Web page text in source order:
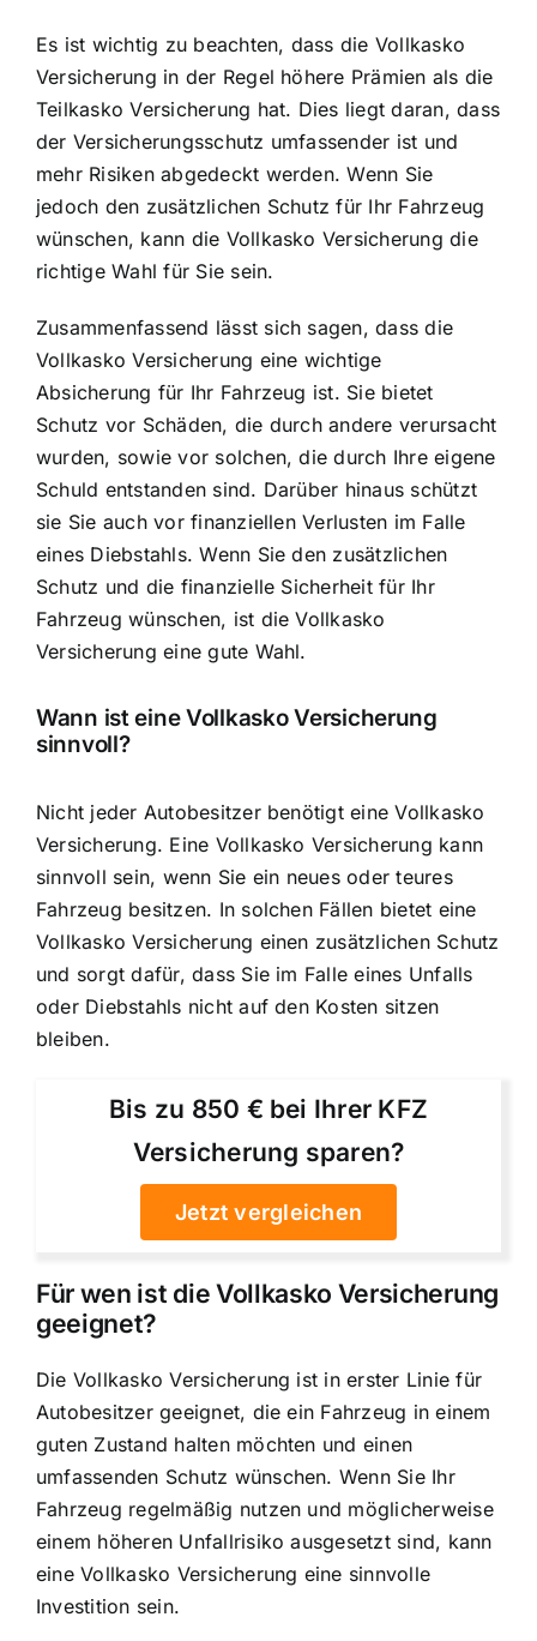
Es ist wichtig zu beachten, dass die Vollkasko
Versicherung in der Regel höhere Prämien als die
Teilkasko Versicherung hat. Dies liegt daran, dass
der Versicherungsschutz umfassender ist und
mehr Risiken abgedeckt werden. Wenn Sie
jedoch den zusätzlichen Schutz für Ihr Fahrzeug
wünschen, kann die Vollkasko Versicherung die
richtige Wahl für Sie sein.
Zusammenfassend lässt sich sagen, dass die
Vollkasko Versicherung eine wichtige
Absicherung für Ihr Fahrzeug ist. Sie bietet
Schutz vor Schäden, die durch andere verursacht
wurden, sowie vor solchen, die durch Ihre eigene
Schuld entstanden sind. Darüber hinaus schützt
sie Sie auch vor finanziellen Verlusten im Falle
eines Diebstahls. Wenn Sie den zusätzlichen
Schutz und die finanzielle Sicherheit für Ihr
Fahrzeug wünschen, ist die Vollkasko
Versicherung eine gute Wahl.
Wann ist eine Vollkasko Versicherung
sinnvoll?
Nicht jeder Autobesitzer benötigt eine Vollkasko
Versicherung. Eine Vollkasko Versicherung kann
sinnvoll sein, wenn Sie ein neues oder teures
Fahrzeug besitzen. In solchen Fällen bietet eine
Vollkasko Versicherung einen zusätzlichen Schutz
und sorgt dafür, dass Sie im Falle eines Unfalls
oder Diebstahls nicht auf den Kosten sitzen
bleiben.
Bis zu 850 € bei Ihrer KFZ
Versicherung sparen?
Jetzt vergleichen
Für wen ist die Vollkasko Versicherung
geeignet?
Die Vollkasko Versicherung ist in erster Linie für
Autobesitzer geeignet, die ein Fahrzeug in einem
guten Zustand halten möchten und einen
umfassenden Schutz wünschen. Wenn Sie Ihr
Fahrzeug regelmäßig nutzen und möglicherweise
einem höheren Unfallrisiko ausgesetzt sind, kann
eine Vollkasko Versicherung eine sinnvolle
Investition sein.